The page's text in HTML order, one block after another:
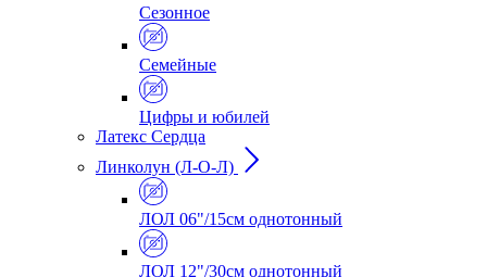
Сезонное
Семейные
Цифры и юбилей
Латекс Сердца
Линколун (Л-О-Л)
ЛОЛ 06"/15см однотонный
ЛОЛ 12"/30см однотонный